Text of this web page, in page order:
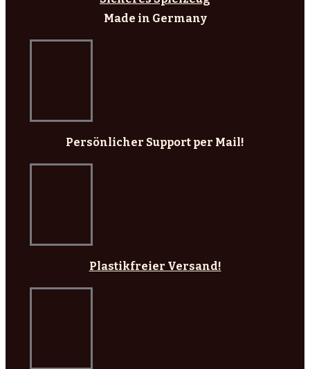
Made in Germany
Persönlicher Support per Mail!
Plastikfreier Versand!